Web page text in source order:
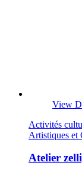
View
Activités
Artistiques et
Atelier